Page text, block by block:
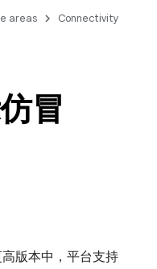
areas
Connectivity
冒
版本中，平台支持